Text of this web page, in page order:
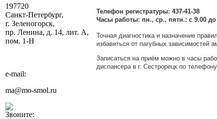
197720
Санкт-Петербург,
г. Зеленогорск,
пр. Ленина, д. 14, лит. А,
пом. 1-Н
e-mail:
ma@mo-smol.ru
Звоните:
Телефон регистратуры: 437-41-38
Часы работы: пн., ср., пятн.: с 9.00 до
Точная диагностика и назначение
избавиться от пагубных зависимостей
Записаться на приём можно в часы
диспансера в г. Сестрорецк по